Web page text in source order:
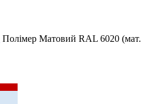
Полімер Матовий RAL 6020 (мат.